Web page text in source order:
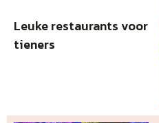
Leuke restaurants voor
tieners